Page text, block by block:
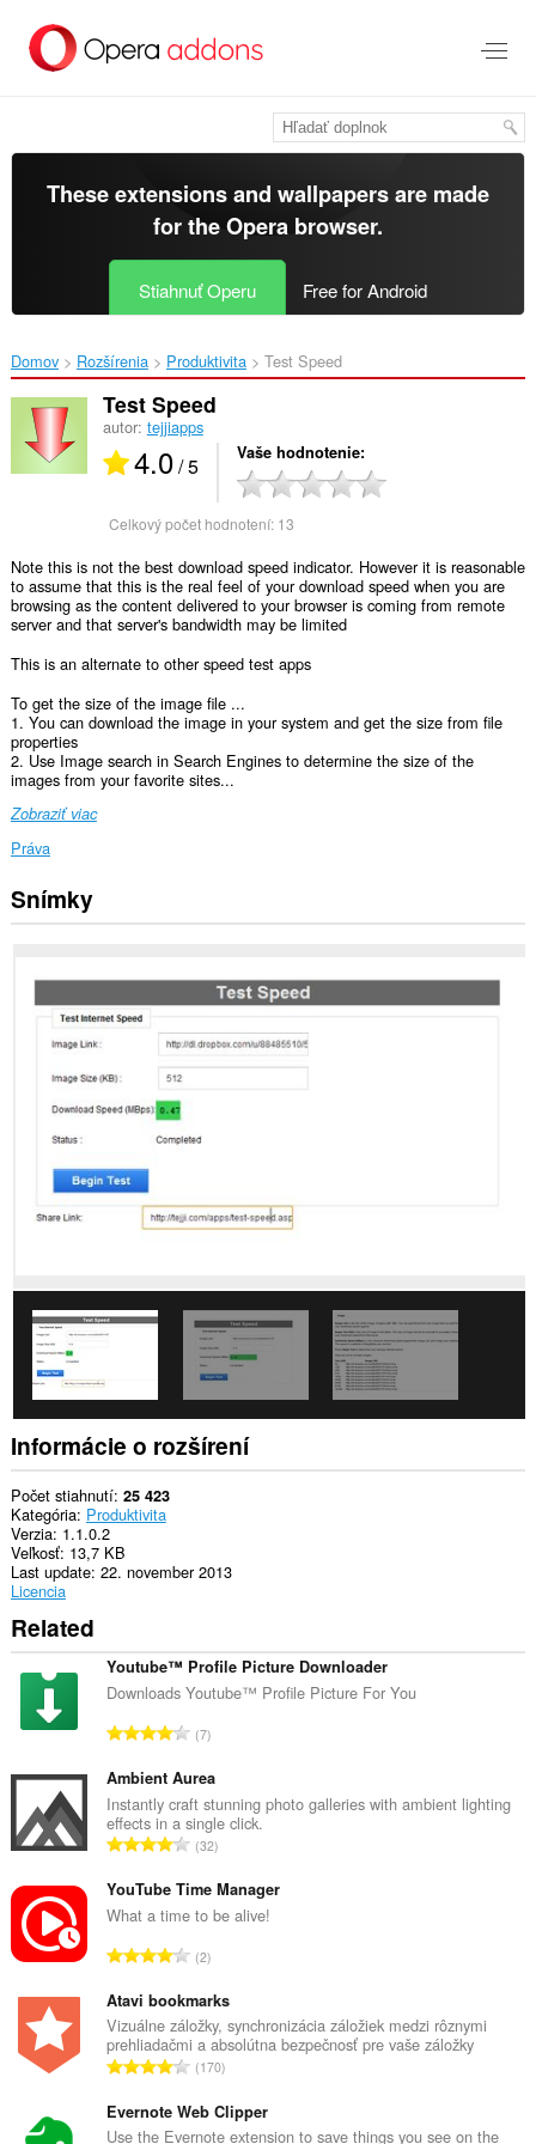
hlavný
These extensions and wallpapers are made
for theOpera browser.
Stiahnuť Operu Free for Android
Domov Rozšírenia Produktivita Test Speed‎
Test Speed
autor: tejjiapps
4.0/ 5 Vaše hodnotenie
Celkový počet hodnotení: 13
Note this is not the best download speed indicator. However it is reasonable
to assume that this is the real feel of your download speed when you are
browsing as the content delivered to your browser is coming from remote
server and that server's bandwidth may be limited
This is an alternate to other speed test apps
To get the size of the image file ...
1. You can download the image in your system and get the size from file
properties
2. Use Image search in Search Engines to determine the size of the
images from your favorite sites...
Zobraziť viac
Práva
Toto
rozšírenie
niektorých
webových
stránkach.
rozšírenie
prístup
vašim
This
extension
can
store
an
unlimited
amount
of
client-
side
data.
Snímky
Informácie o rozšírení
Počet stiahnutí 25 423
Kategória Produktivita
Verzia 1.1.0.2
Veľkosť 13,7 KB
Last update 22. november 2013
Licencia
Related
Youtube™ Profile Picture Downloader
Downloads Youtube™ Profile Picture For You
C
l
k
o
v
p
o
č
e
t
h
o
d
o
t
7
Ambient Aurea
Instantly craft stunning photo galleries with ambient lighting
effects in a single click.
C
l
k
v
p
o
č
e
t
h
32
YouTube Time Manager
What a time to be alive!
C
l
k
o
v
p
2
Atavi bookmarks
Vizuálne záložky, synchronizácia záložiek medzi rôznymi
prehliadačmi a absolútna bezpečnosť pre vaše záložky
C
l
k
170
Evernote Web Clipper
Use the Evernote extension to save things you see on the